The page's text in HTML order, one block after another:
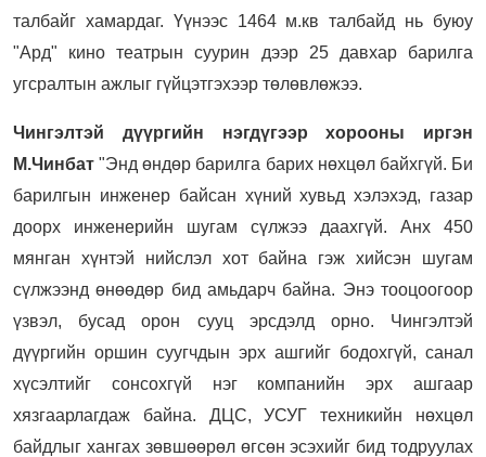
талбайг хамардаг. Үүнээс 1464 м.кв талбайд нь буюу
"Ард" кино театрын суурин дээр 25 давхар барилга
угсралтын ажлыг гүйцэтгэхээр төлөвлөжээ.
Чингэлтэй дүүргийн нэгдүгээр хорооны иргэн
М.Чинбат "Энд өндөр барилга барих нөхцөл байхгүй. Би
барилгын инженер байсан хүний хувьд хэлэхэд, газар
доорх инженерийн шугам сүлжээ даахгүй. Анх 450
мянган хүнтэй нийслэл хот байна гэж хийсэн шугам
сүлжээнд өнөөдөр бид амьдарч байна. Энэ тооцоогоор
үзвэл, бусад орон сууц эрсдэлд орно. Чингэлтэй
дүүргийн оршин суугчдын эрх ашгийг бодохгүй, санал
хүсэлтийг сонсохгүй нэг компанийн эрх ашгаар
хязгаарлагдаж байна. ДЦС, УСУГ техникийн нөхцөл
байдлыг хангах зөвшөөрөл өгсөн эсэхийг бид тодруулах